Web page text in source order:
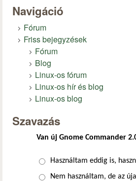
Navigáció
Fórum
Friss bejegyzések
Fórum
Blog
Linux-os fórum
Linux-os hír és blog
Linux-os blog
Szavazás
Van új Gnome Commander
Választások
Használtam eddig is,
Nem használtam, de az